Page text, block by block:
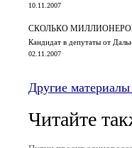
10.11.2007
СКОЛЬКО
Кандидат в депутаты от
02.11.2007
Другие
Читайте